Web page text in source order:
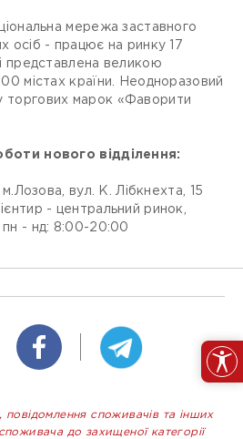
мережа заставного
осіб - працює на ринку 17
представлена великою
містах країни. Неодноразовий
торгових марок «Фаворити
нового відділення:
м.Лозова, вул. К. Лібкнехта, 15
- центральний ринок,
- нд: 8:00-20:00
повідомлення споживачів та інших
до захищеної категорії